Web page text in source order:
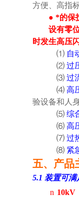
方便、高指
● *的保
设有零
时发生高压
⑴ 自
⑵ 过
⑶ 过
⑷ 高
验设备和人
⑸ 综
⑹ 高
⑺ 过
⑻ 紧
五、产品
5.1 装置可满
n 10kV